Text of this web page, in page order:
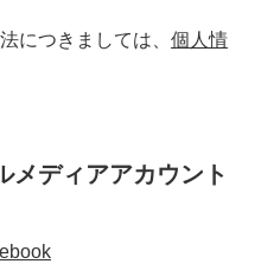
につきましては、 個人情
メディアアカウント